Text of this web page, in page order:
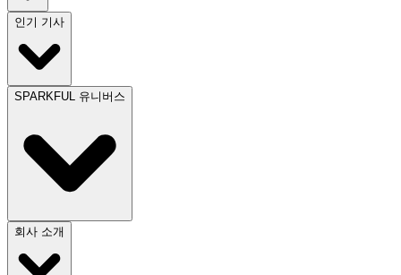
인기 기사
SPARKFUL 유니버스
회사 소개